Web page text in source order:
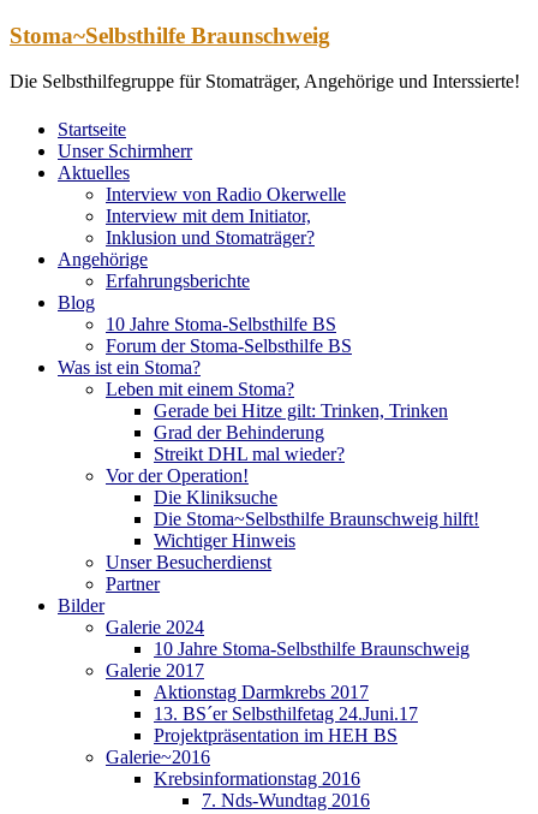
Zum
springen
Stoma~Selbsthilfe Braunschweig
Die Selbsthilfegruppe für Stomaträger, Angehörige und Interssierte!
Startseite
Unser Schirmherr
Aktuelles
Interview von Radio Okerwelle
Interview mit dem Initiator,
Inklusion und Stomaträger?
Angehörige
Erfahrungsberichte
Blog
10 Jahre Stoma-Selbsthilfe BS
Forum der Stoma-Selbsthilfe BS
Was ist ein Stoma?
Leben mit einem Stoma?
Gerade bei Hitze gilt: Trinken, Trinken
Grad der Behinderung
Streikt DHL mal wieder?
Vor der Operation!
Die Kliniksuche
Die Stoma~Selbsthilfe Braunschweig hilft!
Wichtiger Hinweis
Unser Besucherdienst
Partner
Bilder
Galerie 2024
10 Jahre Stoma-Selbsthilfe Braunschweig
Galerie 2017
Aktionstag Darmkrebs 2017
13. BS´er Selbsthilfetag 24.Juni.17
Projektpräsentation im HEH BS
Galerie~2016
Krebsinformationstag 2016
7. Nds-Wundtag 2016